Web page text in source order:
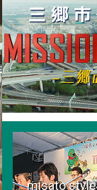
misato style